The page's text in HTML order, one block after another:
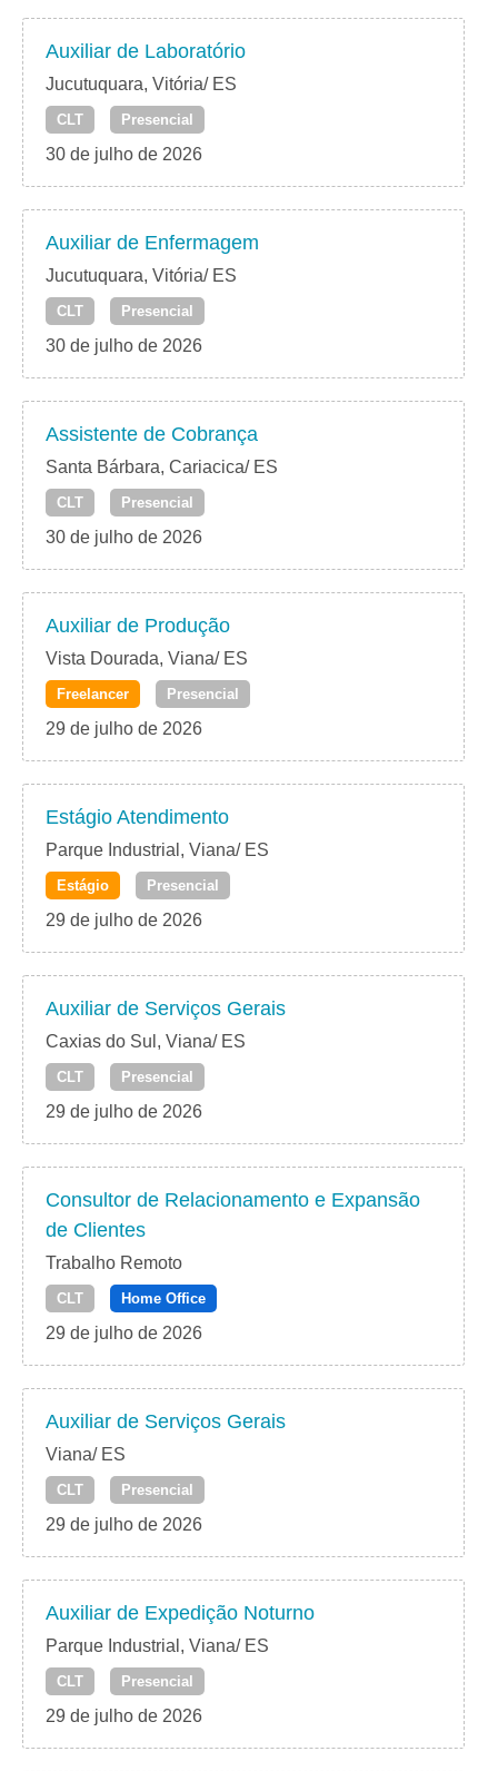
Auxiliar de Laboratório
Jucutuquara, Vitória/ ES
CLT Presencial
30 de julho de 2026
Auxiliar de Enfermagem
Jucutuquara, Vitória/ ES
CLT Presencial
30 de julho de 2026
Assistente de Cobrança
Santa Bárbara, Cariacica/ ES
CLT Presencial
30 de julho de 2026
Auxiliar de Produção
Vista Dourada, Viana/ ES
Freelancer Presencial
29 de julho de 2026
Estágio Atendimento
Parque Industrial, Viana/ ES
Estágio Presencial
29 de julho de 2026
Auxiliar de Serviços Gerais
Caxias do Sul, Viana/ ES
CLT Presencial
29 de julho de 2026
Consultor de Relacionamento e Expansão
de Clientes
Trabalho Remoto
CLT Home Office
29 de julho de 2026
Auxiliar de Serviços Gerais
Viana/ ES
CLT Presencial
29 de julho de 2026
Auxiliar de Expedição Noturno
Parque Industrial, Viana/ ES
CLT Presencial
29 de julho de 2026